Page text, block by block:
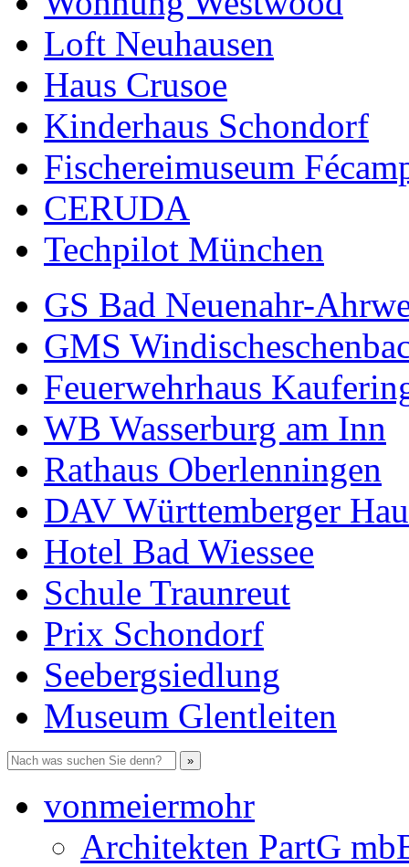
Loft Neuhausen
Haus Crusoe
Kinderhaus Schondorf
Fischereimuseum
CERUDA
Techpilot München
GS Bad Neuenahr-
GMS
Feuerwehrhaus
WB Wasserburg am Inn
Rathaus Oberlenningen
DAV Württemberger
Hotel Bad Wiessee
Schule Traunreut
Prix Schondorf
Seebergsiedlung
Museum Glentleiten
vonmeiermohr
Architekten PartG